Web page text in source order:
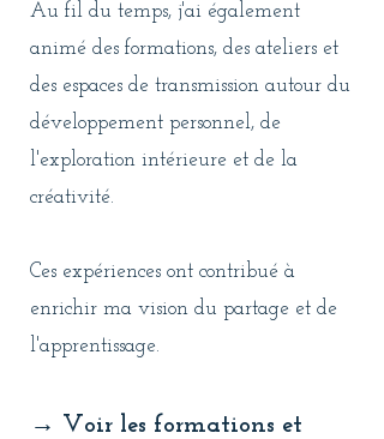
Au fil du temps, j'ai également
animé des formations, des ateliers et
des espaces de transmission autour du
développement personnel, de
l'exploration intérieure et de la
créativité.
Ces expériences ont contribué à
enrichir ma vision du partage et de
l'apprentissage.
→ Voir les formations et